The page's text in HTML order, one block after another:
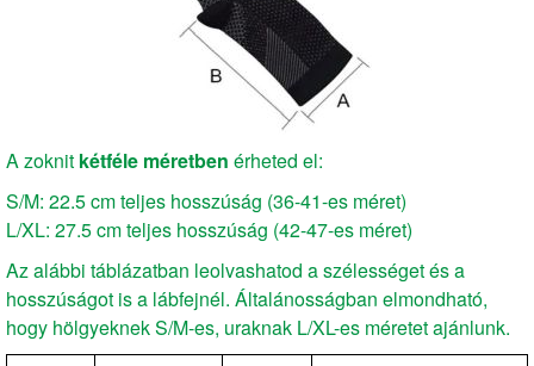
A zoknit kétféle méretben érheted el:
S/M: 22.5 cm teljes hosszúság (36-41-es méret)
L/XL: 27.5 cm teljes hosszúság (42-47-es méret)
Az alábbi táblázatban leolvashatod a szélességet és a
hosszúságot is a lábfejnél. Általánosságban elmondható,
hogy hölgyeknek S/M-es, uraknak L/XL-es méretet ajánlunk.